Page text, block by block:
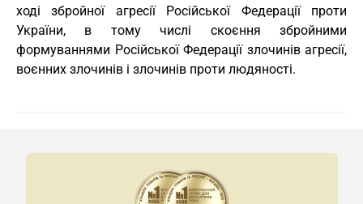
ході збройної агресії Російської Федерації проти
України, в тому числі скоєння збройними
формуваннями Російської Федерації злочинів агресії,
воєнних злочинів і злочинів проти людяності.